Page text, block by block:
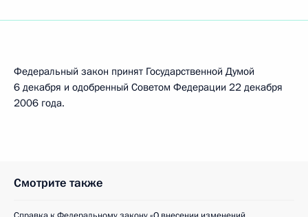
Федеральный закон принят Государственной Думой
6 декабря и одобренный Советом Федерации 22 декабря
2006 года.
Смотрите также